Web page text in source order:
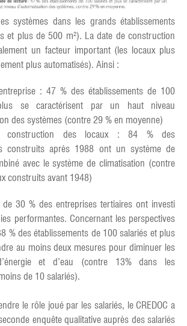
systèmes dans les grands établissements
et plus de 500 m²). La date de construction
un facteur important (les locaux plus
plus automatisés). Ainsi :
: 47 % des établissements de 100
se caractérisent par un haut niveau
des systèmes (contre 29 % en moyenne)
construction des locaux : 84 % des
construits après 1988 ont un système de
avec le système de climatisation (contre
construits avant 1948)
30 % des entreprises tertiaires ont investi
performantes. Concernant les perspectives
% des établissements de 100 salariés et plus
au moins deux mesures pour diminuer les
et d’eau (contre 13% dans les
de 10 salariés).
le rôle joué par les salariés, le CREDOC a
enquête qualitative auprès des salariés